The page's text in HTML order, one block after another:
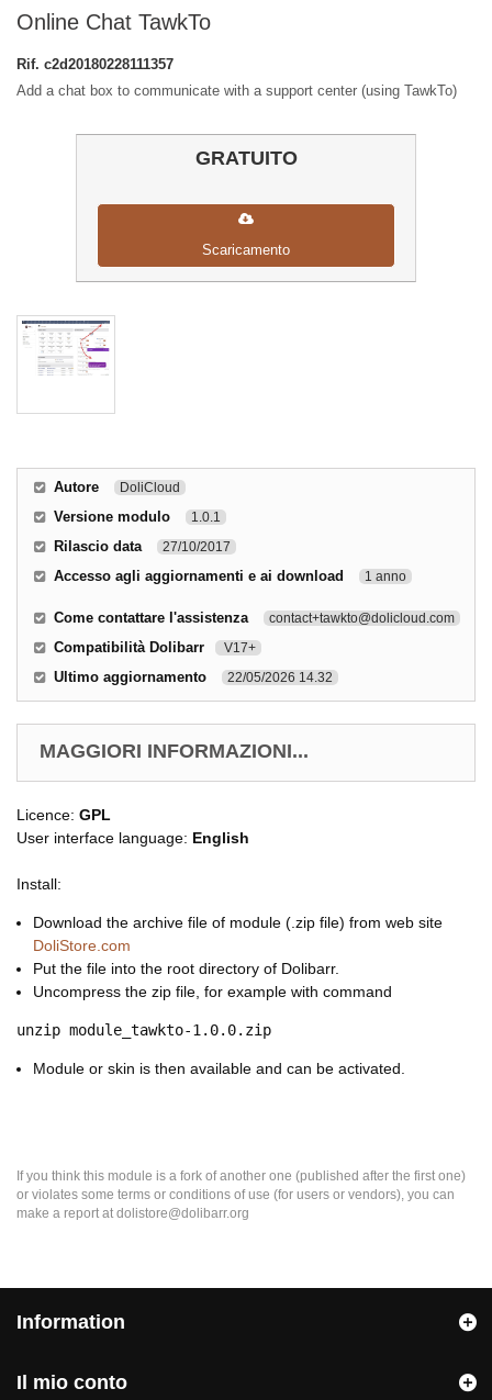
Online Chat TawkTo
Rif. c2d20180228111357
Add a chat box to communicate with a support center (using TawkTo)
GRATUITO
Scaricamento
Autore DoliCloud
Versione modulo 1.0.1
Rilascio data 27/10/2017
Accesso agli aggiornamenti e ai download 1 anno
Come contattare l'assistenza contact+tawkto@dolicloud.com
Compatibilità Dolibarr V17+
Ultimo aggiornamento 22/05/2026 14.32
MAGGIORI INFORMAZIONI...
Licence: GPL
User interface language: English
Install:
Download the archive file of module (.zip file) from web site
DoliStore.com
Put the file into the root directory of Dolibarr.
Uncompress the zip file, for example with command
unzip module_tawkto-1.0.0.zip
Module or skin is then available and can be activated.
If you think this module is a fork of another one (published after the first one)
or violates some terms or conditions of use (for users or vendors), you can
make a report at dolistore@dolibarr.org
Information
Il mio conto